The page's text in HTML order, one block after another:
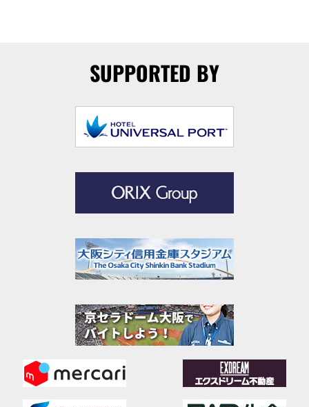
SUPPORTED BY